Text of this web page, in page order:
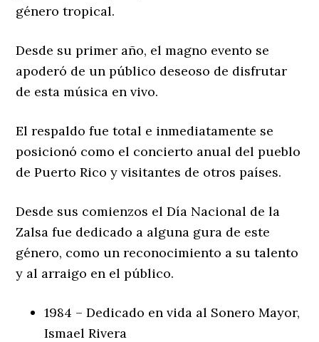
género tropical.
Desde su primer año, el magno evento se
apoderó de un público deseoso de disfrutar
de esta música en vivo.
El respaldo fue total e inmediatamente se
posicionó como el concierto anual del pueblo
de Puerto Rico y visitantes de otros países.
Desde sus comienzos el Día Nacional de la
Zalsa fue dedicado a alguna gura de este
género, como un reconocimiento a su talento
y al arraigo en el público.
1984 – Dedicado en vida al Sonero Mayor,
Ismael Rivera